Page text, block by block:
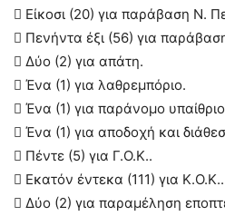
 Είκοσι (20) για παράβαση Ν.
 Πενήντα έξι (56) για
 Δύο (2) για απάτη.
 Ένα (1) για λαθρεμπόριο.
 Ένα (1) για παράνομο
 Ένα (1) για αποδοχή και
 Πέντε (5) για Γ.Ο.Κ..
 Εκατόν έντεκα (111) για Κ.Ο.Κ..
 Δύο (2) για παραμέληση